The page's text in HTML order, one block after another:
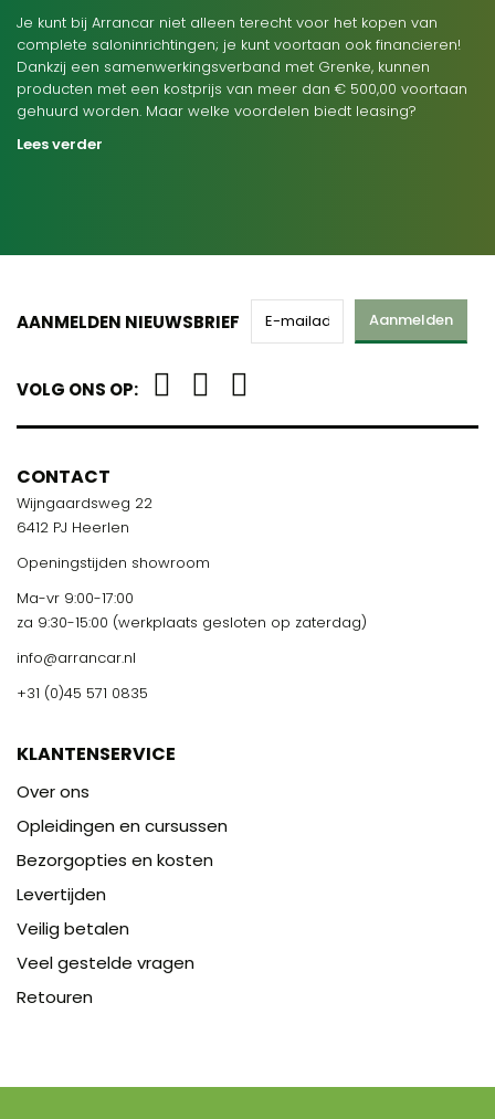
Je kunt bij Arrancar niet alleen terecht voor het kopen van
complete saloninrichtingen; je kunt voortaan ook financieren!
Dankzij een samenwerkingsverband met Grenke, kunnen
producten met een kostprijs van meer dan € 500,00 voortaan
gehuurd worden. Maar welke voordelen biedt leasing?
Lees verder
AANMELDEN NIEUWSBRIEF Aanmelden
VOLG ONS OP:
CONTACT
Wijngaardsweg 22
6412 PJ Heerlen
Openingstijden showroom
Ma-vr 9:00-17:00
za 9:30-15:00 (werkplaats gesloten op zaterdag)
info@arrancar.nl
+31 (0)45 571 0835
KLANTENSERVICE
Over ons
Opleidingen en cursussen
Bezorgopties en kosten
Levertijden
Veilig betalen
Veel gestelde vragen
Retouren